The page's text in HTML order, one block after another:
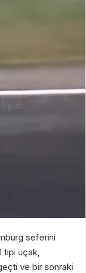
seferini
tipi uçak,
ve bir sonraki